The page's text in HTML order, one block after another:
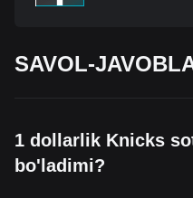
SAVOL-
1 dollarlik Knicks
bo'ladimi?